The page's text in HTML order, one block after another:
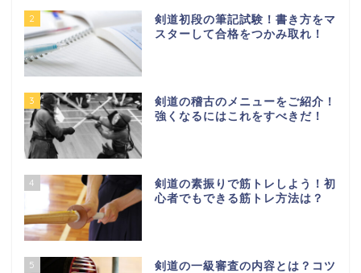
2
剣道初段の筆記試験！書き方をマ
スターして合格をつかみ取れ！
3
剣道の稽古のメニューをご紹介！
強くなるにはこれをすべきだ！
4
剣道の素振りで筋トレしよう！初
心者でもできる筋トレ方法は？
5
剣道の一級審査の内容とは？コツ